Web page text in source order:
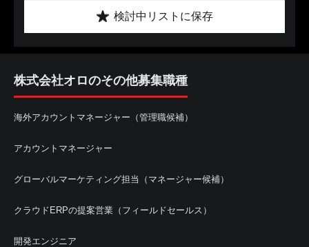
検討中リストに保存
株式会社オロのその他募集職種
海外アカウントマネージャー（管理職候補）
アカウントマネージャー
グローバルマーケティング担当（マネージャー候補）
クラウドERPの提案営業（フィールドセールス）
開発エンジニア